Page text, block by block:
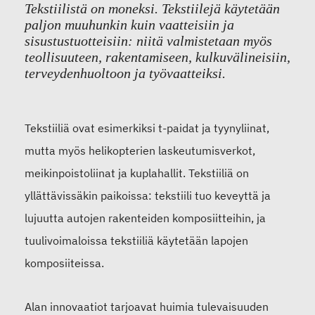
Tekstiilistä on moneksi. Tekstiilejä käytetään
paljon muuhunkin kuin vaatteisiin ja
sisustustuotteisiin: niitä valmistetaan myös
teollisuuteen, rakentamiseen, kulkuvälineisiin,
terveydenhuoltoon ja työvaatteiksi.
Tekstiiliä ovat esimerkiksi t-paidat ja tyynyliinat,
mutta myös helikopterien laskeutumisverkot,
meikinpoistoliinat ja kuplahallit. Tekstiiliä on
yllättävissäkin paikoissa: tekstiili tuo keveyttä ja
lujuutta autojen rakenteiden komposiitteihin, ja
tuulivoimaloissa tekstiiliä käytetään lapojen
komposiiteissa.
Alan innovaatiot tarjoavat huimia tulevaisuuden